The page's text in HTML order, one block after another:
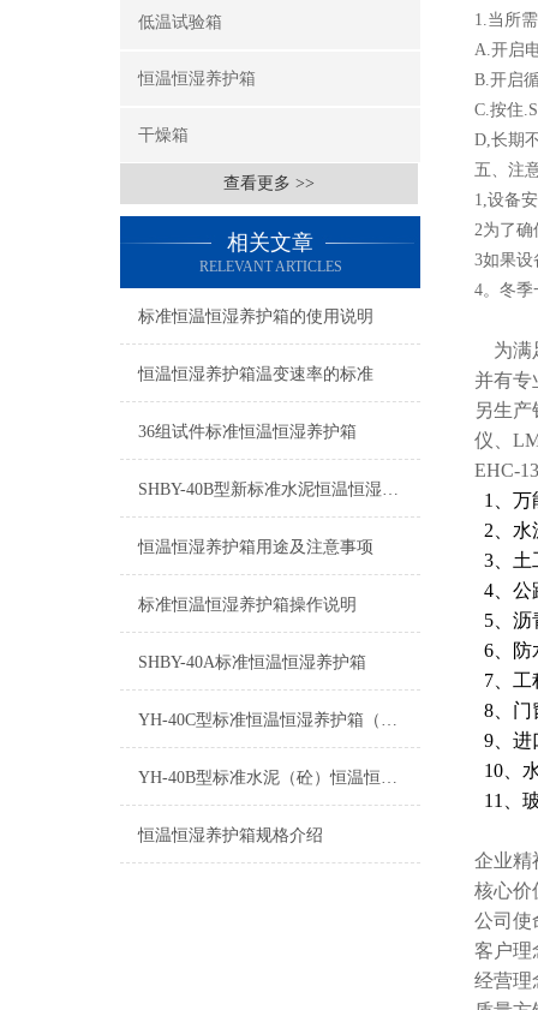
低温试验箱
恒温恒湿养护箱
干燥箱
查看更多 >>
相关文章
RELEVANT ARTICLES
标准恒温恒湿养护箱的使用说明
恒温恒湿养护箱温变速率的标准
36组试件标准恒温恒湿养护箱
SHBY-40B型新标准水泥恒温恒湿养护箱安装说明
恒温恒湿养护箱用途及注意事项
标准恒温恒湿养护箱操作说明
SHBY-40A标准恒温恒湿养护箱
YH-40C型标准恒温恒湿养护箱（带打印功能）
YH-40B型标准水泥（砼）恒温恒湿养护箱常见故障及排除方法
恒温恒湿养护箱规格介绍
1.当所
A.开启
B.开启
C.按住
D,长期
五、注
1,设备
2为了确
3如果设
4。冬季
为满
并有专
另生产
仪、
EHC-
1、
2、水
3、土
4、公
5、沥
6、防
7、工
8、门
9、进
10、
11、
企业精
核心价
公司使
客户理
经营理